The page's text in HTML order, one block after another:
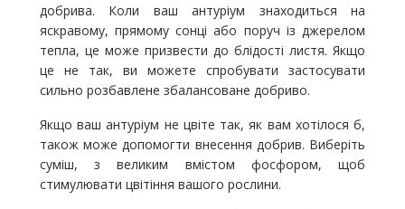
добрива. Коли ваш антуріум знаходиться на
яскравому, прямому сонці або поруч із джерелом
тепла, це може призвести до блідості листя. Якщо
це не так, ви можете спробувати застосувати
сильно розбавлене збалансоване добриво.
Якщо ваш антуріум не цвіте так, як вам хотілося б,
також може допомогти внесення добрив. Виберіть
суміш, з великим вмістом фосфором, щоб
стимулювати цвітіння вашого рослини.